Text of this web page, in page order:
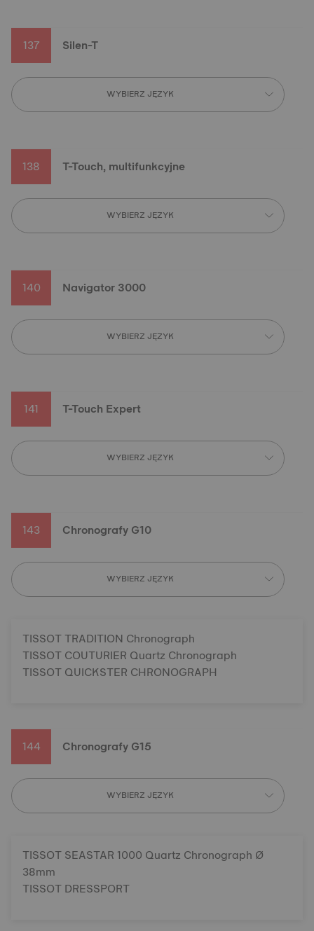
137 Silen-T
WYBIERZ JĘZYK
138 T-Touch, multifunkcyjne
WYBIERZ JĘZYK
140 Navigator 3000
WYBIERZ JĘZYK
141 T-Touch Expert
WYBIERZ JĘZYK
143 Chronografy G10
WYBIERZ JĘZYK
TISSOT TRADITION Chronograph
TISSOT COUTURIER Quartz Chronograph
TISSOT QUICKSTER CHRONOGRAPH
144 Chronografy G15
WYBIERZ JĘZYK
TISSOT SEASTAR 1000 Quartz Chronograph Ø
38mm
TISSOT DRESSPORT